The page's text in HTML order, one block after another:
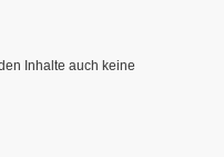
Inhalte auch keine